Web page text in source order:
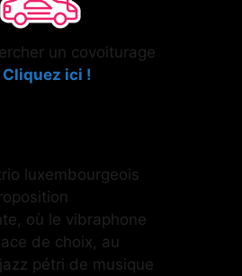
un covoiturage
Cliquez ici !
luxembourgeois
où le vibraphone
de choix, au
pétri de musique